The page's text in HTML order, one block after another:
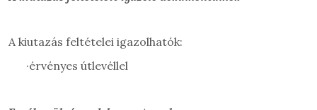
A kiutazás feltételei igazolhatók:
·érvényes útlevéllel